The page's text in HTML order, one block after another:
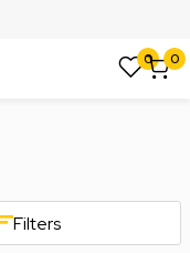
0 0
Filters